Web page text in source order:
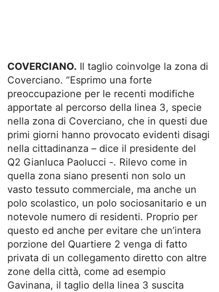
COVERCIANO. Il taglio coinvolge la zona di
Coverciano. “Esprimo una forte
preoccupazione per le recenti modifiche
apportate al percorso della linea 3, specie
nella zona di Coverciano, che in questi due
primi giorni hanno provocato evidenti disagi
nella cittadinanza – dice il presidente del
Q2 Gianluca Paolucci -. Rilevo come in
quella zona siano presenti non solo un
vasto tessuto commerciale, ma anche un
polo scolastico, un polo sociosanitario e un
notevole numero di residenti. Proprio per
questo ed anche per evitare che un’intera
porzione del Quartiere 2 venga di fatto
privata di un collegamento diretto con altre
zone della città, come ad esempio
Gavinana, il taglio della linea 3 suscita